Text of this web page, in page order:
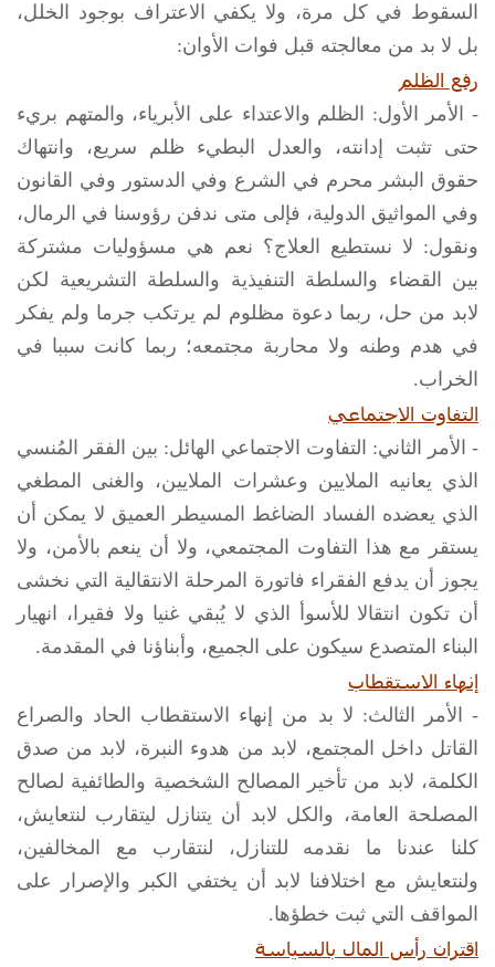
السقوط في كل مرة، ولا يكفي الاعتراف بوجود الخلل،
بل لا بد من معالجته قبل فوات الأوان:
رفع الظلم
- الأمر الأول: الظلم والاعتداء على الأبرياء، والمتهم بريء
حتى تثبت إدانته، والعدل البطيء ظلم سريع، وانتهاك
حقوق البشر محرم في الشرع وفي الدستور وفي القانون
وفي المواثيق الدولية، فإلى متى ندفن رؤوسنا في الرمال،
ونقول: لا نستطيع العلاج؟ نعم هي مسؤوليات مشتركة
بين القضاء والسلطة التنفيذية والسلطة التشريعية لكن
لابد من حل، ربما دعوة مظلوم لم يرتكب جرما ولم يفكر
في هدم وطنه ولا محاربة مجتمعه؛ ربما كانت سببا في
الخراب.
التفاوت الاجتماعي
- الأمر الثاني: التفاوت الاجتماعي الهائل: بين الفقر المُنسي
الذي يعانيه الملايين وعشرات الملايين، والغنى المطغي
الذي يعضده الفساد الضاغط المسيطر العميق لا يمكن أن
يستقر مع هذا التفاوت المجتمعي، ولا أن ينعم بالأمن، ولا
يجوز أن يدفع الفقراء فاتورة المرحلة الانتقالية التي نخشى
أن تكون انتقالا للأسوأ الذي لا يُبقي غنيا ولا فقيرا، انهيار
البناء المتصدع سيكون على الجميع، وأبناؤنا في المقدمة.
إنهاء الاستقطاب
- الأمر الثالث: لا بد من إنهاء الاستقطاب الحاد والصراع
القاتل داخل المجتمع، لابد من هدوء النبرة، لابد من صدق
الكلمة، لابد من تأخير المصالح الشخصية والطائفية لصالح
المصلحة العامة، والكل لابد أن يتنازل ليتقارب لنتعايش،
كلنا عندنا ما نقدمه للتنازل، لنتقارب مع المخالفين،
ولنتعايش مع اختلافنا لابد أن يختفي الكبر والإصرار على
المواقف التي ثبت خطؤها.
اقتران رأس المال بالسياسة